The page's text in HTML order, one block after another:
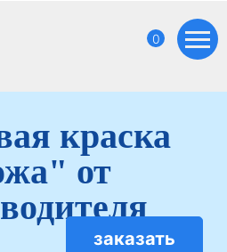
0
краска
от
заказать